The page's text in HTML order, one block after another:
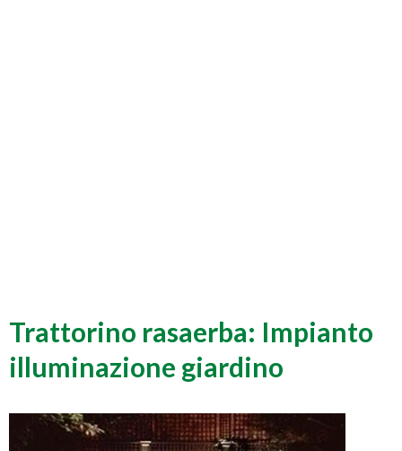
Trattorino rasaerba: Impianto
illuminazione giardino